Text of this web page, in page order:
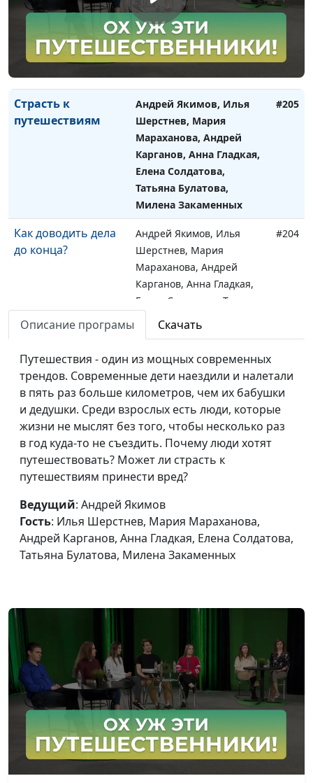
или вместе?
Мараханова, Андрей
Карганов, Анна Гладкая,
Елена Солдатова, Татьяна
Булатова, Юлия
Лупашина
Страсть к
путешествиям
Андрей Якимов, Илья
Шерстнев, Мария
Мараханова, Андрей
Карганов, Анна Гладкая,
Елена Солдатова,
Татьяна Булатова,
Милена Закаменных
#205
Как доводить дела
до конца?
Андрей Якимов, Илья
Шерстнев, Мария
Мараханова, Андрей
Карганов, Анна Гладкая,
Елена Солдатова, Татьяна
#204
Все ради лайков
Андрей Якимов, Илья
Шерстнев, Мария
Мараханова, Сережа
Катаев, Анна Гладкая,
Илья Брагов, Марианна
Лощева, Олеся
Бочкарева, Егор Суслов
в счастье
Шерстнев, Мария
Мараханова, Сережа
Катаев, Анна Гладкая,
Илья Брагов, Марианна
Как конфликтовать
Шерстнев, Мария
Мараханова, Сережа
Катаев, Анна Гладкая,
Илья Брагов, Марианна
Лощева, Лена Солдатова,
Егор Суслов
Ставки на спорт с
Андрей Якимов, Илья
#200
Описание програмы Скачать
Путешествия - один из мощных современных
трендов. Современные дети наездили и налетали
в пять раз больше километров, чем их бабушки
и дедушки. Среди взрослых есть люди, которые
жизни не мыслят без того, чтобы несколько раз
в год куда-то не съездить. Почему люди хотят
путешествовать? Может ли страсть к
путешествиям принести вред?
Ведущий: Андрей Якимов
Гость: Илья Шерстнев, Мария Мараханова,
Андрей Карганов, Анна Гладкая, Елена Солдатова,
Татьяна Булатова, Милена Закаменных